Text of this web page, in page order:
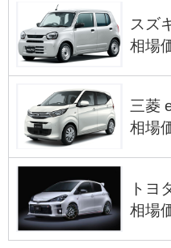
スズ
相場
三菱
相場
トヨ
相場